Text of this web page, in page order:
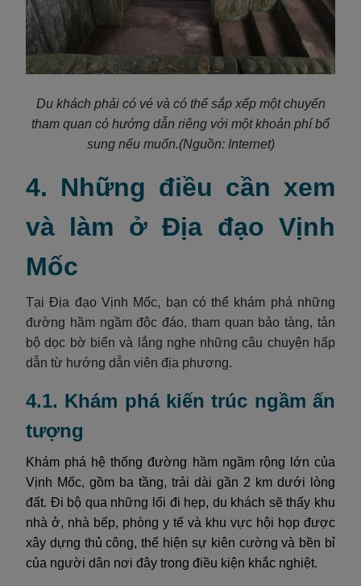
Du khách phải có vé và có thể sắp xếp một chuyến
tham quan có hướng dẫn riêng với một khoản phí bổ
sung nếu muốn.(Nguồn: Internet)
4. Những điều cần xem
và làm ở Địa đạo Vịnh
Mốc
Tại Địa đạo Vịnh Mốc, bạn có thể khám phá những
đường hầm ngầm độc đáo, tham quan bảo tàng, tản
bộ dọc bờ biển và lắng nghe những câu chuyện hấp
dẫn từ hướng dẫn viên địa phương.
4.1. Khám phá kiến trúc ngầm ấn
tượng
Khám phá hệ thống đường hầm ngầm rộng lớn của
Vịnh Mốc, gồm ba tầng, trải dài gần 2 km dưới lòng
đất. Đi bộ qua những lối đi hẹp, du khách sẽ thấy khu
nhà ở, nhà bếp, phòng y tế và khu vực hội họp được
xây dựng thủ công, thể hiện sự kiên cường và bền bỉ
của người dân nơi đây trong điều kiện khắc nghiệt.